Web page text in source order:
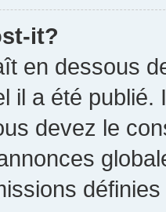
it?
en dessous
il a été
devez le
définies